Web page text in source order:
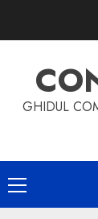
GHIDUL
Primary
Menu